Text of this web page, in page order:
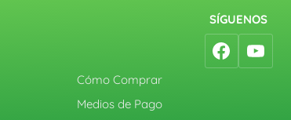
SÍGUENOS
Cómo Comprar
Medios de Pago